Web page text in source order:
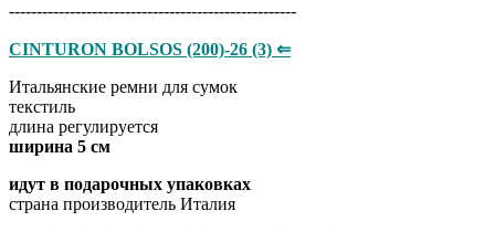
----------------------------------------------------
CINTURON BOLSOS (200)-26 (3) ⇐
Итальянские ремни для сумок
​​​​​​​текстиль
длина регулируется
ширина 5 см
идут в подарочных упаковках
страна производитель Италия